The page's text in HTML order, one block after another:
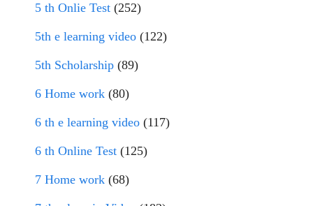
5 th Onlie Test (252)
5th e learning video (122)
5th Scholarship (89)
6 Home work (80)
6 th e learning video (117)
6 th Online Test (125)
7 Home work (68)